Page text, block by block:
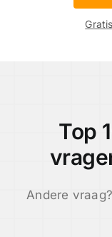
Top
Andere